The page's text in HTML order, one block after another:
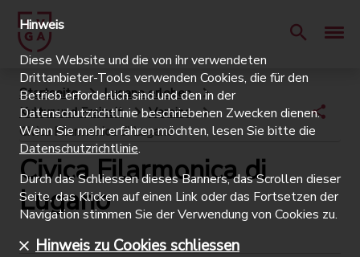
Startseite
Lugano erleben
Kultur und Freizeit
Vereine
Civica Filarmonica di Lugano
Civica Filarmonica di
Lugano
Hinweis
Diese Website und die von ihr verwendeten
Drittanbieter-Tools verwenden Cookies, die für den
Betrieb erforderlich sind und den in der
Datenschutzrichtlinie beschriebenen Zwecken dienen.
Wenn Sie mehr erfahren möchten, lesen Sie bitte die
Datenschutzrichtlinie.
Durch das Schliessen dieses Banners, das Scrollen dieser
Seite, das Klicken auf einen Link oder das Fortsetzen der
Navigation stimmen Sie der Verwendung von Cookies zu.
Hinweis zu Cookies schliessen